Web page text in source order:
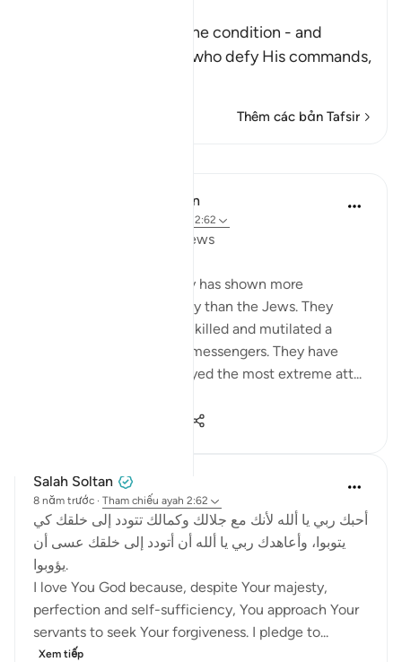
After Allah described the condition - and
punishment - of those who defy His commands,
Thêm các bản Tafsir
In the Shade of the Quran
ayah 2:62
Boastful Claims by the Jews
No other nation in history has shown more
intransigence and obstacy than the Jews. They
viciously and mercilessly killed and mutilated a
number of prophets and messengers. They have
over the centuries displayed the most extreme att...
Salah Soltan
8 năm trước · Tham chiếu ayah 2:62
أحبك ربي يا ألله لأنك مع جلالك وكمالك تتودد إلى خلقك كي
يتوبوا، وأعاهدك ربي يا ألله أن أتودد إلى خلقك عسى أن
يؤوبوا.
I love You God because, despite Your majesty,
perfection and self-sufficiency, You approach Your
servants to seek Your forgiveness. I pledge to...
Xem tiếp